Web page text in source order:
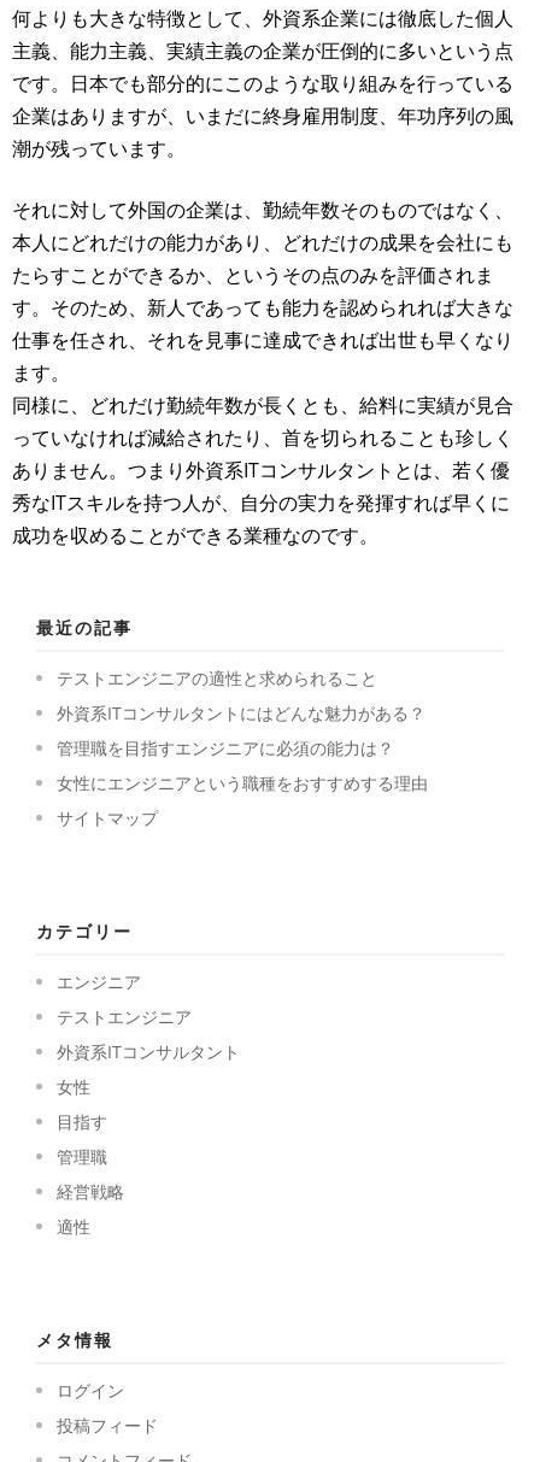
何よりも大きな特徴として、外資系企業には徹底した個人
主義、能力主義、実績主義の企業が圧倒的に多いという点
です。日本でも部分的にこのような取り組みを行っている
企業はありますが、いまだに終身雇用制度、年功序列の風
潮が残っています。
それに対して外国の企業は、勤続年数そのものではなく、
本人にどれだけの能力があり、どれだけの成果を会社にも
たらすことができるか、というその点のみを評価されま
す。そのため、新人であっても能力を認められれば大きな
仕事を任され、それを見事に達成できれば出世も早くなり
ます。
同様に、どれだけ勤続年数が長くとも、給料に実績が見合
っていなければ減給されたり、首を切られることも珍しく
ありません。つまり外資系ITコンサルタントとは、若く優
秀なITスキルを持つ人が、自分の実力を発揮すれば早くに
成功を収めることができる業種なのです。
最近の記事
テストエンジニアの適性と求められること
外資系ITコンサルタントにはどんな魅力がある？
管理職を目指すエンジニアに必須の能力は？
女性にエンジニアという職種をおすすめする理由
サイトマップ
カテゴリー
エンジニア
テストエンジニア
外資系ITコンサルタント
女性
目指す
管理職
経営戦略
適性
メタ情報
ログイン
投稿フィード